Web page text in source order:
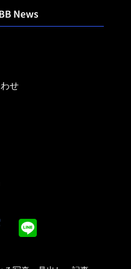
せ